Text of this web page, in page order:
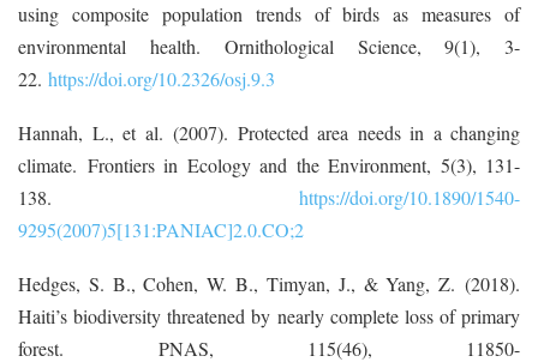
using composite population trends of birds as measures of
environmental health. Ornithological Science, 9(1), 3-
22. https://doi.org/10.2326/osj.9.3
Hannah, L., et al. (2007). Protected area needs in a changing
climate. Frontiers in Ecology and the Environment, 5(3), 131-
138. https://doi.org/10.1890/1540-
9295(2007)5[131:PANIAC]2.0.CO;2
Hedges, S. B., Cohen, W. B., Timyan, J., & Yang, Z. (2018).
Haiti’s biodiversity threatened by nearly complete loss of primary
forest. PNAS, 115(46), 11850-